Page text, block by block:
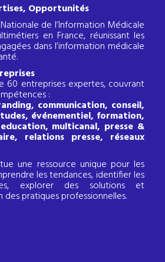
Opportunités
de l’Information Médicale
en France, réunissant les
dans l’information médicale
60 entreprises expertes, couvrant
:
communication, conseil,
événementiel, formation,
multicanal, presse &
relations presse, réseaux
une ressource unique pour les
les tendances, identifier les
explorer des solutions et
pratiques professionnelles.